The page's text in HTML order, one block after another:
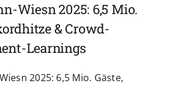
Wiesn 2025: 6,5 Mio.
& Crowd-
Learnings
2025: 6,5 Mio. Gäste,